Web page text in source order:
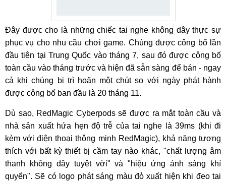
Đây được cho là những chiếc tai nghe không dây thực sự
phục vụ cho nhu cầu chơi game. Chúng được công bố lần
đầu tiên tại Trung Quốc vào tháng 7, sau đó được công bố
toàn cầu vào tháng trước và hiện đã sẵn sàng để bán - ngay
cả khi chúng bị trì hoãn một chút so với ngày phát hành
được công bố ban đầu là 20 tháng 11.
Dù sao, RedMagic Cyberpods sẽ được ra mắt toàn cầu và
nhà sản xuất hứa hẹn độ trễ của tai nghe là 39ms (khi đi
kèm với điện thoại thông minh RedMagic), khả năng tương
thích với bất kỳ thiết bị cầm tay nào khác, "chất lượng âm
thanh không dây tuyệt vời" và "hiệu ứng ánh sáng khí
quyển". Sẽ có logo phát sáng màu đỏ xuất hiện khi đeo tai